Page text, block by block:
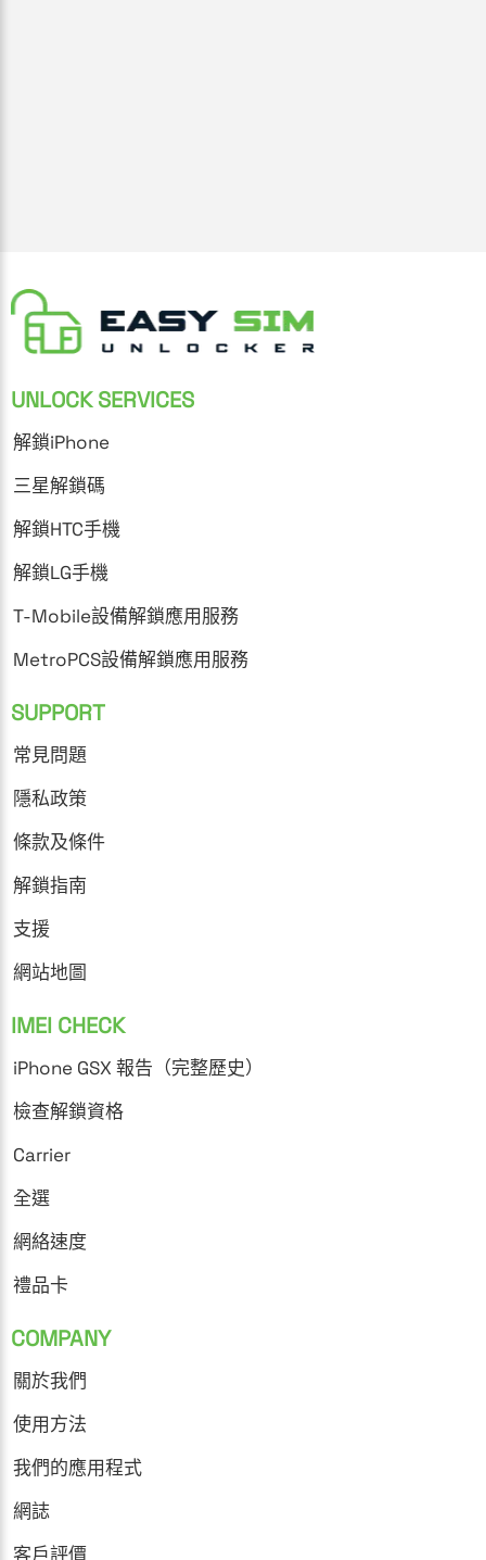
UNLOCK SERVICES
解鎖iPhone
三星解鎖碼
解鎖HTC手機
解鎖LG手機
T-Mobile設備解鎖應用服務
MetroPCS設備解鎖應用服務
SUPPORT
常見問題
隱私政策
條款及條件
解鎖指南
支援
網站地圖
IMEI CHECK
iPhone GSX 報告（完整歷史）
檢查解鎖資格
Carrier
全選
網絡速度
禮品卡
COMPANY
關於我們
使用方法
我們的應用程式
網誌
客戶評價